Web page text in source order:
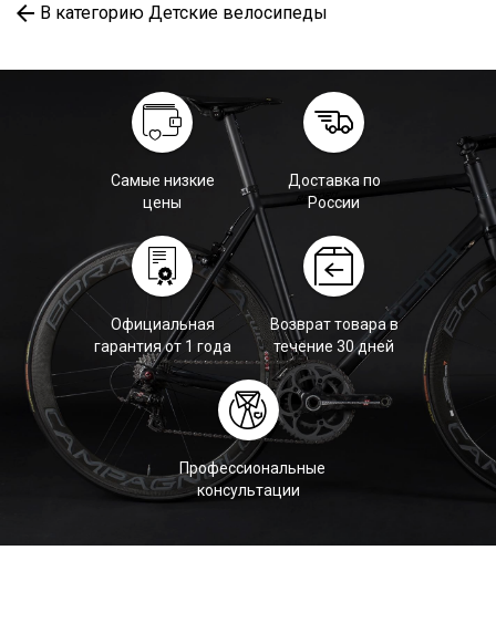
В категорию Детские велосипеды
Самые низкие
цены
Доставка по
России
Официальная
гарантия от 1 года
Возврат товара в
течение 30 дней
Профессиональные
консультации